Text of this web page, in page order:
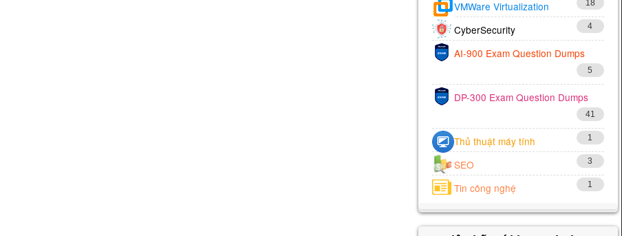
VMWare Virtualization 18
CyberSecurity 4
AI-900 Exam Question Dumps
5
DP-300 Exam Question Dumps
41
Thủ thuật máy tính 1
SEO 3
Tin công nghệ 1